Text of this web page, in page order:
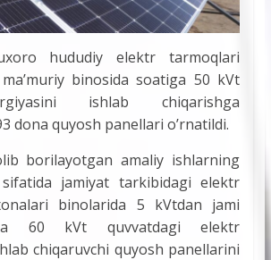
hududiy elektr tarmoqlari
binosida soatiga 50 kVt
ishlab chiqarishga
dona quyosh panellari o’rnatildi.
borilayotgan amaliy ishlarning
jamiyat tarkibidagi elektr
binolarida 5 kVtdan jami
60 kVt quvvatdagi elektr
chiqaruvchi quyosh panellarini